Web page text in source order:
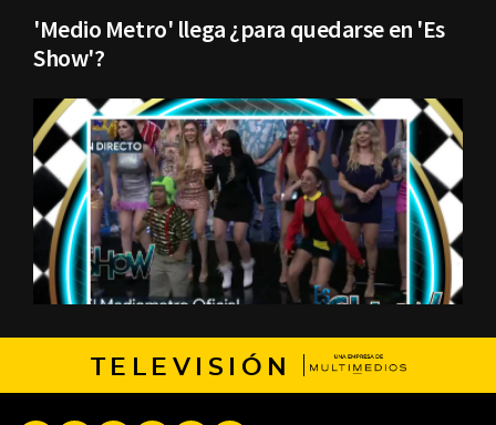
'Medio Metro' llega ¿para quedarse en 'Es
Show'?
TELEVISIÓN